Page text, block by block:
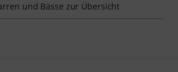
und Bässe zur Übersicht